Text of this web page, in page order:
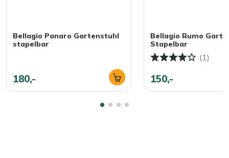
Bellagio Panaro Gartenstuhl
stapelbar
180,-
Bellagio Rumo
Stapelbar
(1)
150,-